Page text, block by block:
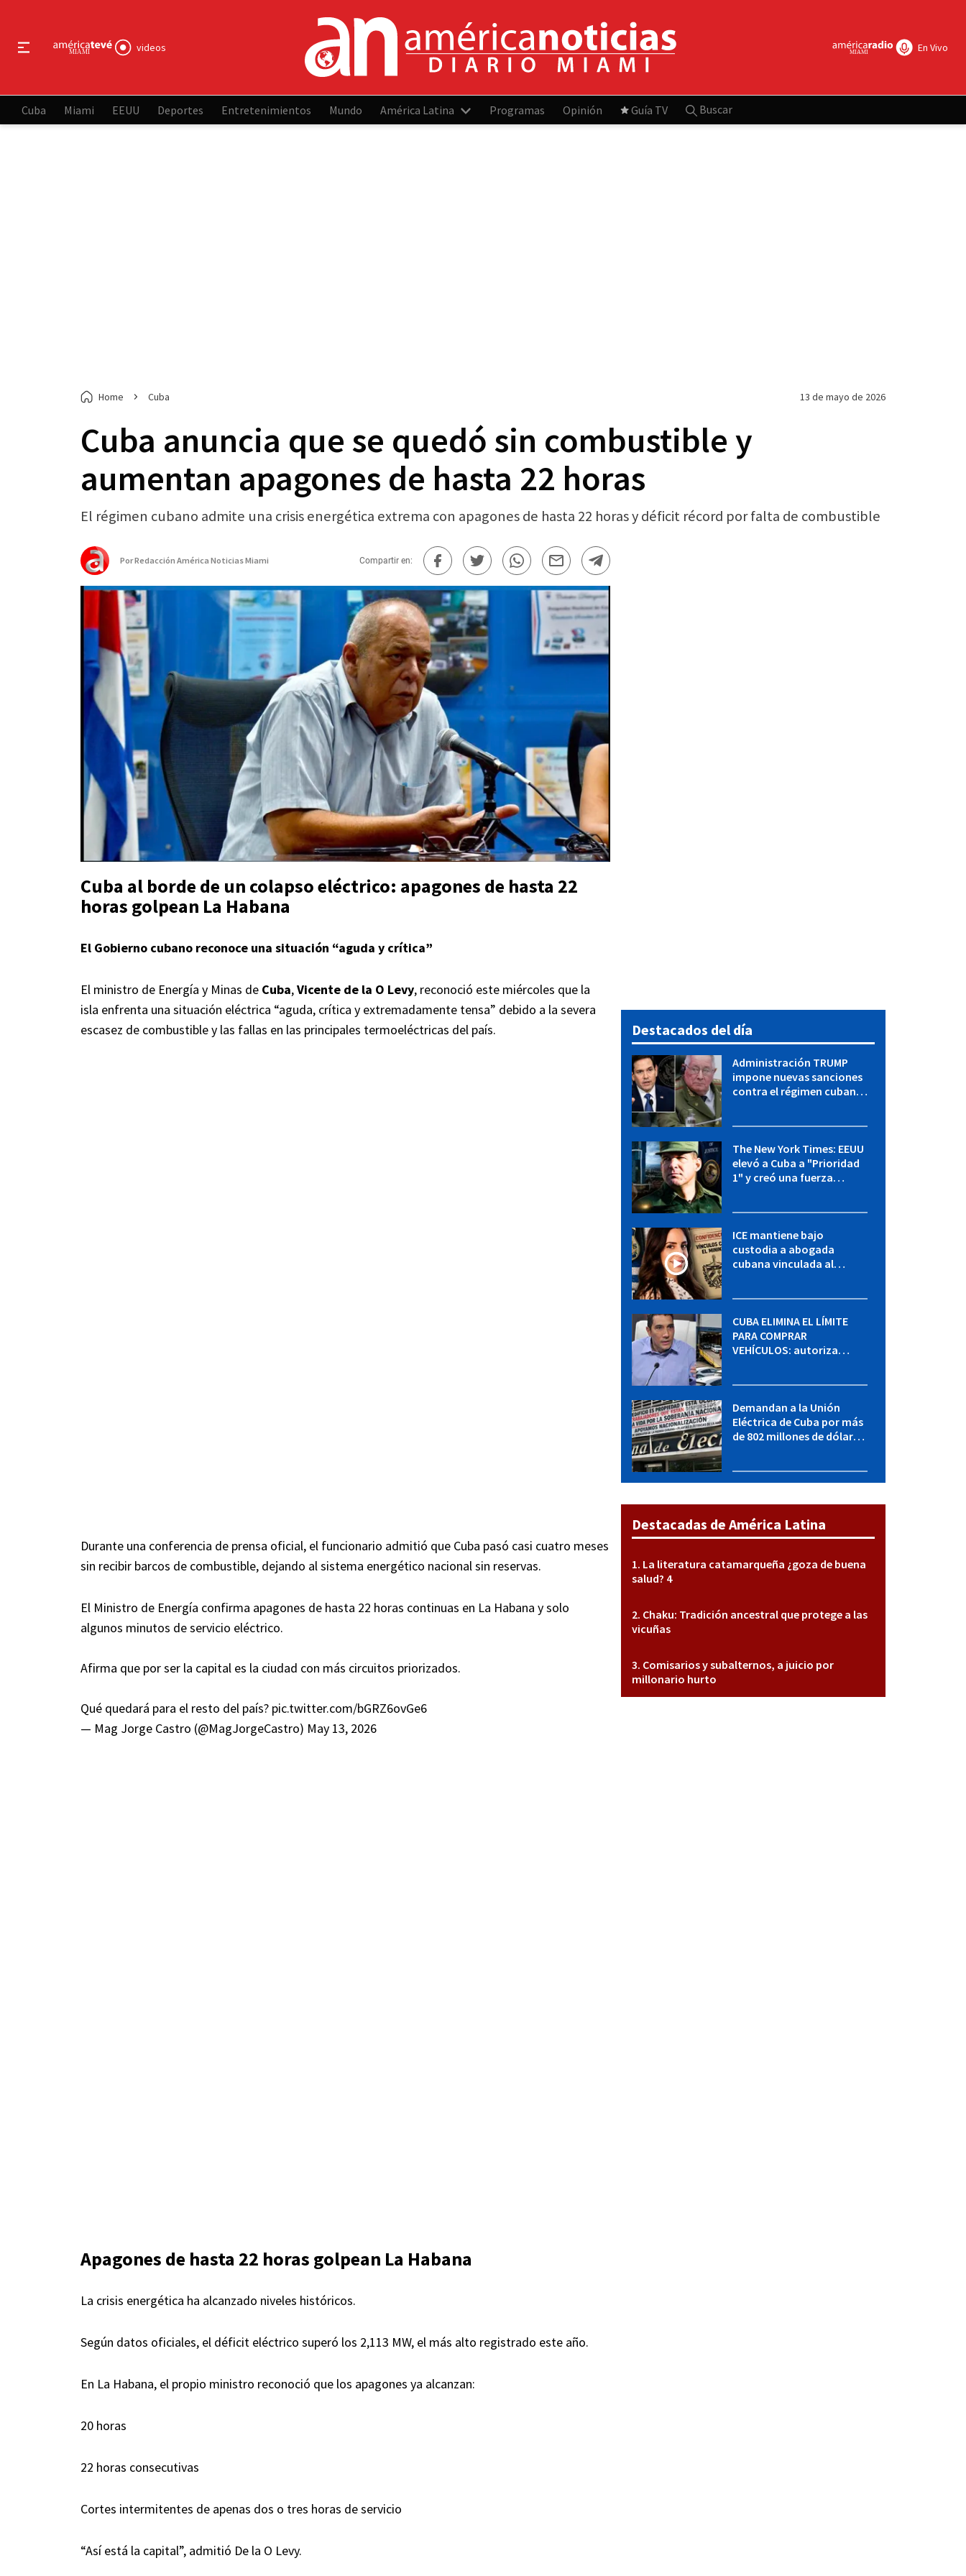
videos En Vivo
Cuba Miami EEUU Deportes Entretenimientos Mundo América Latina Programas Opinión Guía TV Buscar
Home Cuba 13 de mayo de 2026
Cuba anuncia que se quedó sin combustible y
aumentan apagones de hasta 22 horas
El régimen cubano admite una crisis energética extrema con apagones de hasta 22 horas y déficit récord por falta de combustible
PorRedacción América Noticias Miami Compartir en:
Cuba al borde de un colapso eléctrico: apagones de hasta 22
horas golpean La Habana
El Gobierno cubano reconoce una situación “aguda y crítica”
El ministro de Energía y Minas de Cuba,Vicente de la O Levy, reconoció este miércoles que la
isla enfrenta una situación eléctrica “aguda, crítica y extremadamente tensa” debido a la severa
escasez de combustible y las fallas en las principales termoeléctricas del país.
Durante una conferencia de prensa oficial, el funcionario admitió que Cuba pasó casi cuatro meses
sin recibir barcos de combustible, dejando al sistema energético nacional sin reservas.
El Ministro de Energía confirma apagones de hasta 22 horas continuas en La Habana y solo
algunos minutos de servicio eléctrico.
Afirma que por ser la capital es la ciudad con más circuitos priorizados.
Qué quedará para el resto del país? pic.twitter.com/bGRZ6ovGe6
— Mag Jorge Castro (@MagJorgeCastro) May 13, 2026
Apagones de hasta 22 horas golpean La Habana
La crisis energética ha alcanzado niveles históricos.
Según datos oficiales, el déficit eléctrico superó los 2,113 MW, el más alto registrado este año.
En La Habana, el propio ministro reconoció que los apagones ya alcanzan:
20 horas
22 horas consecutivas
Cortes intermitentes de apenas dos o tres horas de servicio
“Así está la capital”, admitió De la O Levy.
Destacados del día
Administración TRUMP
impone nuevas sanciones
contra el régimen cubano:
The New York Times: EEUU
elevó a Cuba a "Prioridad
1" y creó una fuerza
ICE mantiene bajo
custodia a abogada
cubana vinculada al
CUBA ELIMINA EL LÍMITE
PARA COMPRAR
VEHÍCULOS: autoriza
Demandan a la Unión
Eléctrica de Cuba por más
de 802 millones de dólares
Destacadas de América Latina
La literatura catamarqueña ¿goza de buena
salud? 4
Chaku: Tradición ancestral que protege a las
vicuñas
Comisarios y subalternos, a juicio por
millonario hurto